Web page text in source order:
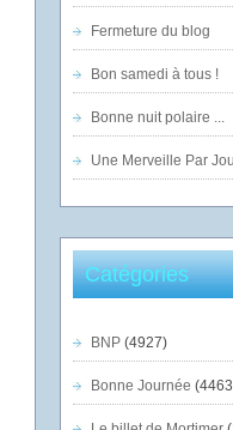
Fermeture du blog
Bon samedi à tous !
Bonne nuit polaire ...
Une Merveille Par
Catégories
BNP(4927)
Bonne Journée